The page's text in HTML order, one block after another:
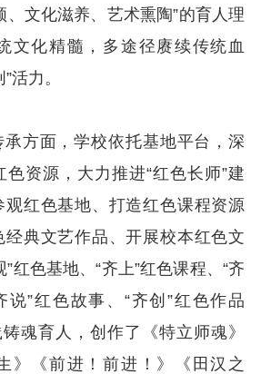
、文化滋养、艺术熏陶”的育人理
文化精髓，多途径赓续传统血
活力。
方面，学校依托基地平台，深
色资源，大力推进“红色长师”建
观红色基地、打造红色课程资源
经典文艺作品、开展校本红色文
红色基地、“齐上”红色课程、“齐
说”红色故事、“齐创”红色作品
魂育人，创作了《特立师魂》
》《前进！前进！》《田汉之